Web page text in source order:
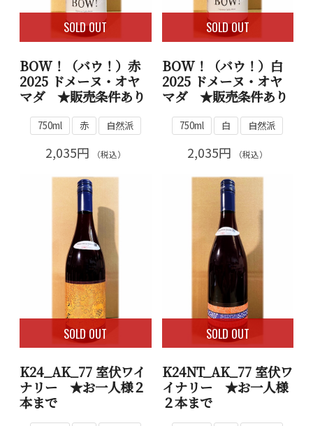
SOLD OUT
BOW！（バウ！）赤
2025 ドメーヌ・オヤ
マダ ★販売条件あり
750ml 赤 自然派
2,035円 （税込）
SOLD OUT
BOW！（バウ！）白
2025 ドメーヌ・オヤ
マダ ★販売条件あり
750ml 白 自然派
2,035円 （税込）
SOLD OUT
K24_AK_77 室伏ワイ
ナリー ★お一人様２
本まで
SOLD OUT
K24NT_AK_77 室伏ワ
イナリー ★お一人様
２本まで